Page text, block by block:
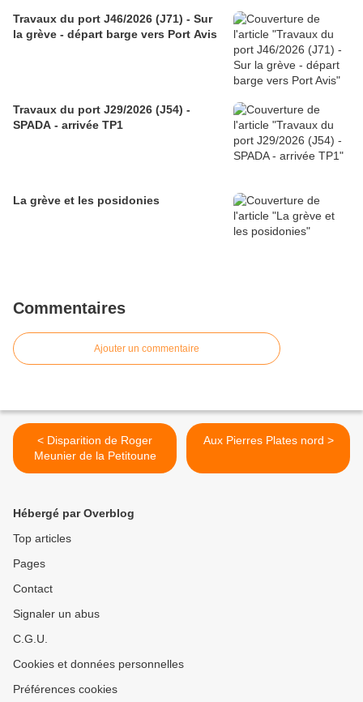
Travaux du port J46/2026 (J71) - Sur
la grève - départ barge vers Port Avis
Travaux du port J29/2026 (J54) -
SPADA - arrivée TP1
La grève et les posidonies
Commentaires
Ajouter un commentaire
< Disparition de Roger
Meunier de la Petitoune
Aux Pierres Plates nord >
Hébergé par Overblog
Top articles
Pages
Contact
Signaler un abus
C.G.U.
Cookies et données personnelles
Préférences cookies